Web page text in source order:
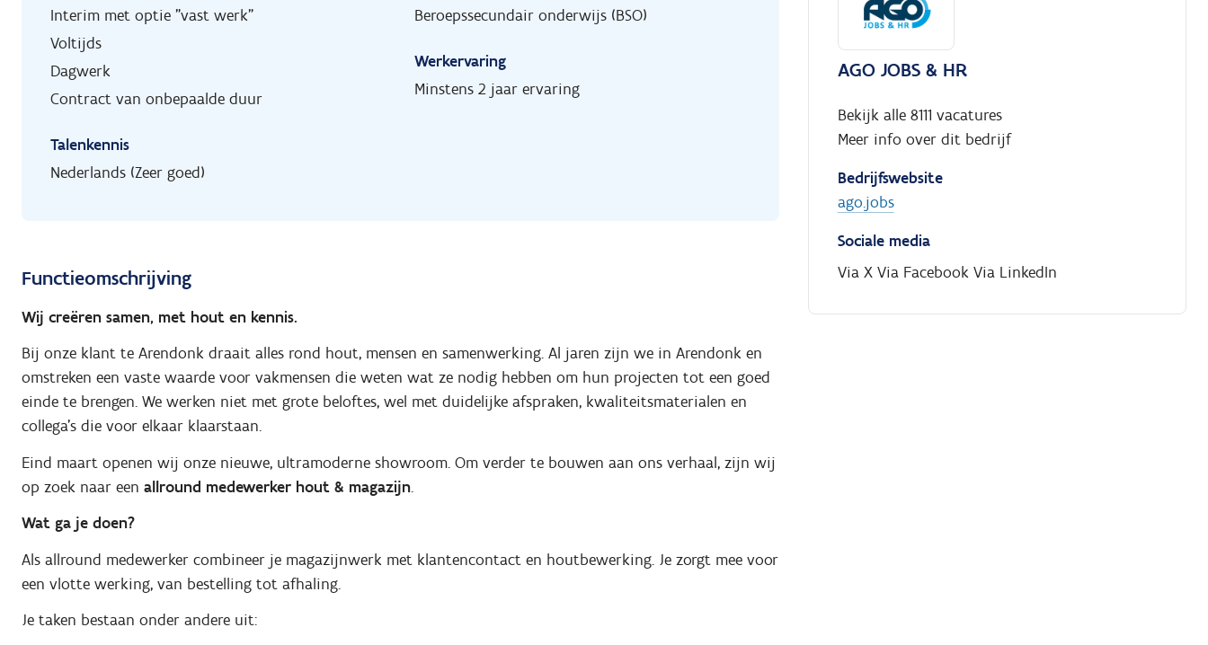
Interim met optie "vast werk"
Voltijds
Dagwerk
Contract van onbepaalde duur
Talenkennis
Nederlands (Zeer goed)
Beroepssecundair onderwijs (BSO)
Werkervaring
Minstens 2 jaar ervaring
Functieomschrijving
Wij creëren samen, met hout en kennis.
Bij onze klant te Arendonk draait alles rond hout, mensen en samenwerking. Al jaren zijn we in Arendonk en
omstreken een vaste waarde voor vakmensen die weten wat ze nodig hebben om hun projecten tot een goed
einde te brengen. We werken niet met grote beloftes, wel met duidelijke afspraken, kwaliteitsmaterialen en
collega's die voor elkaar klaarstaan.
Eind maart openen wij onze nieuwe, ultramoderne showroom. Om verder te bouwen aan ons verhaal, zijn wij
op zoek naar een allround medewerker hout & magazijn.
Wat ga je doen?
Als allround medewerker combineer je magazijnwerk met klantencontact en houtbewerking. Je zorgt mee voor
een vlotte werking, van bestelling tot afhaling.
Je taken bestaan onder andere uit:
AGO JOBS & HR
Bekijk alle 8111 vacatures
Meer info over dit bedrijf
Bedrijfswebsite
ago.jobs
Sociale media
Via X Via Facebook Via LinkedIn